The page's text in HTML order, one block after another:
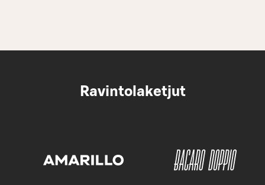
Ravintolaketjut